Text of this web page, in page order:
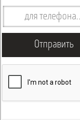
Отправить